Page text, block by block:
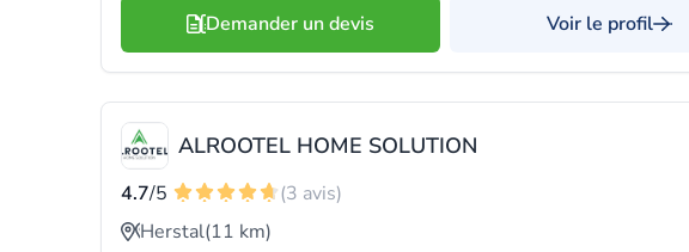
Demander un devis Voir le profil
ALROOTEL HOME SOLUTION
4.7/5
(3 avis)
Herstal(11 km)